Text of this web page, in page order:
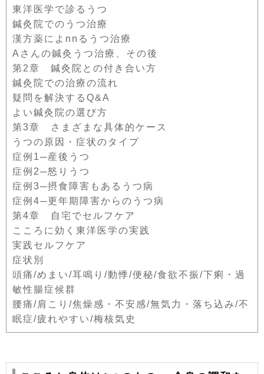
東洋医学で診るうつ
鍼灸院でのうつ治療
漢方薬によnnるうつ治療
Aさんの鍼灸うつ治療、その後
第2章 鍼灸院との付き合い方
鍼灸院での治療の流れ
疑問を解決するQ&A
よい鍼灸院の選び方
第3章 さまざまな具体的ケース
うつの原因・症状のタイプ
症例1─産後うつ
症例2─怒りうつ
症例3─摂食障害もあるうつ病
症例4─更年期障害からのうつ病
第4章 自宅でセルフケア
こころに効く東洋医学の実践
実践セルフケア
症状別
頭痛/めまい/耳鳴り/動悸/便秘/食欲不振/下痢・過
敏性腸症候群
腰痛/肩こり/焦燥感・不安感/無気力・落ち込み/不
眠症/疲れやすい/梅核気史